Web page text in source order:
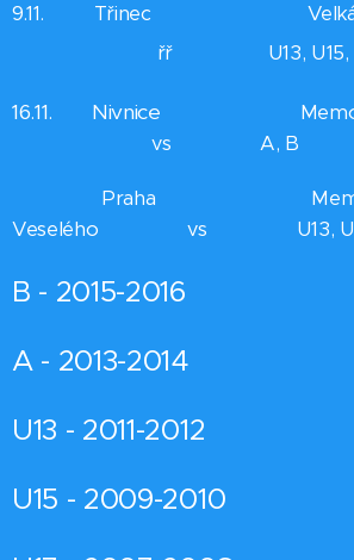
9.11. Třinec Velká
řř U13, U15,
16.11. Nivnice Memoriál
vs A, B
Praha Memoriál
Veselého vs U13, U15,
B - 2015-2016
A - 2013-2014
U13 - 2011-2012
U15 - 2009-2010